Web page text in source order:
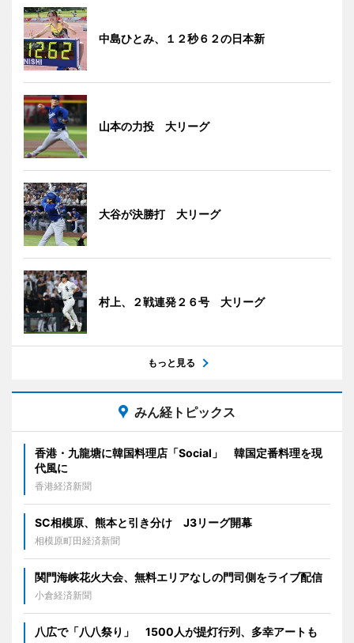
中島ひとみ、１２秒６２の日本新
山本の力投 大リーグ
大谷が決勝打 大リーグ
村上、２戦連発２６号 大リーグ
もっと見る
みん経トピックス
香港・九龍塘に韓国料理店「Social」 韓国定番料理を現
代風に
香港経済新聞
SC相模原、熊本と引き分け J3リーグ開幕
相模原町田経済新聞
関門海峡花火大会、無料エリアなしの門司側をライブ配信
小倉経済新聞
八広で「八八祭り」 1500人が提灯行列、多幸アートも